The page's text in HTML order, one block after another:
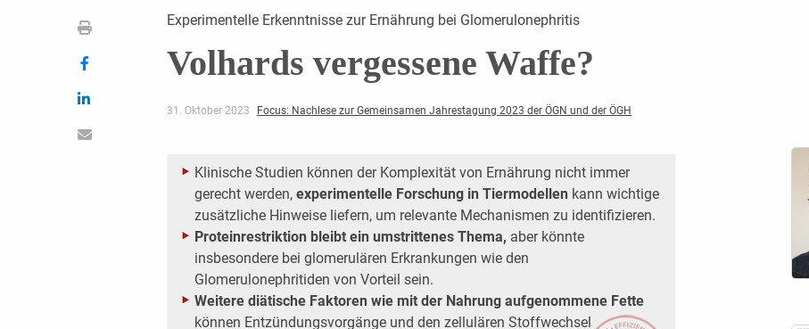
Experimentelle Erkenntnisse zur Ernährung bei Glomerulonephritis
Volhards vergessene Waffe?
31. Oktober 2023 Focus: Nachlese zur Gemeinsamen Jahrestagung 2023 der ÖGN und der ÖGH
Klinische Studien können der Komplexität von Ernährung nicht immer
gerecht werden, experimentelle Forschung in Tiermodellen kann wichtige
zusätzliche Hinweise liefern, um relevante Mechanismen zu identifizieren.
Proteinrestriktion bleibt ein umstrittenes Thema, aber könnte
insbesondere bei glomerulären Erkrankungen wie den
Glomerulonephritiden von Vorteil sein.
Weitere diätische Faktoren wie mit der Nahrung aufgenommene Fette
können Entzündungsvorgänge und den zellulären Stoffwechsel